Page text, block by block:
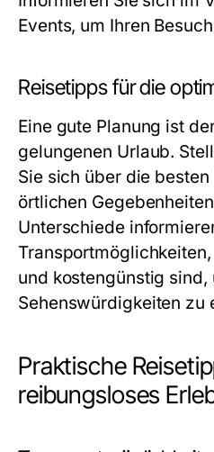
Events, um Ihren
Reisetipps für die
Eine gute Planung ist
gelungenen Urlaub.
Sie sich über die
örtlichen
Unterschiede
und kostengünstig sind,
Sehenswürdigkeiten zu
Praktische
reibungsloses